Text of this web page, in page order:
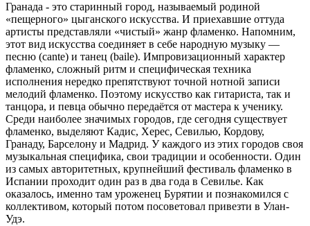
Гранада - это старинный город, называемый родиной
«пещерного» цыганского искусства. И приехавшие оттуда
артисты представляли «чистый» жанр фламенко. Напомним,
этот вид искусства соединяет в себе народную музыку —
песню (cante) и танец (baile). Импровизационный характер
фламенко, сложный ритм и специфическая техника
исполнения нередко препятствуют точной нотной записи
мелодий фламенко. Поэтому искусство как гитариста, так и
танцора, и певца обычно передаётся от мастера к ученику.
Среди наиболее значимых городов, где сегодня существует
фламенко, выделяют Кадис, Херес, Севилью, Кордову,
Гранаду, Барселону и Мадрид. У каждого из этих городов своя
музыкальная специфика, свои традиции и особенности. Один
из самых авторитетных, крупнейший фестиваль фламенко в
Испании проходит один раз в два года в Севилье. Как
оказалось, именно там уроженец Бурятии и познакомился с
коллективом, который потом посоветовал привезти в Улан-
Удэ.